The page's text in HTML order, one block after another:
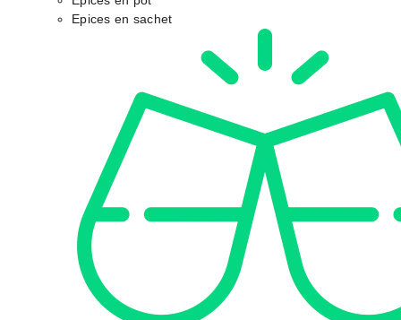
Epices en sachet